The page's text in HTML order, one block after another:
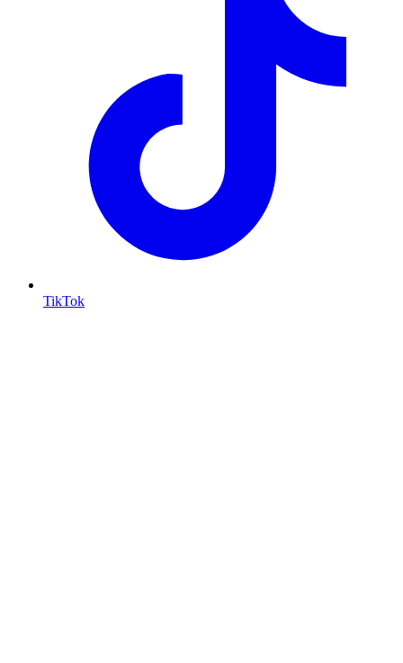
TikTok